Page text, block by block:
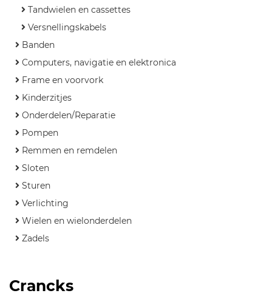
Tandwielen en cassettes
Versnellingskabels
Banden
Computers, navigatie en elektronica
Frame en voorvork
Kinderzitjes
Onderdelen/Reparatie
Pompen
Remmen en remdelen
Sloten
Sturen
Verlichting
Wielen en wielonderdelen
Zadels
Crancks